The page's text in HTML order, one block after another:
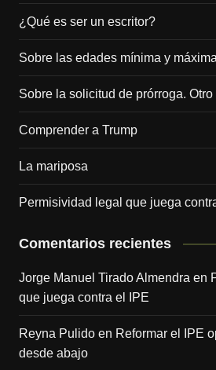
¿Qué es ser un escritor?
Sobre las edades mínima y
Sobre la solicitud de prórroga.
Comprender a Trump
La mariposa
Permisividad legal que juega
Comentarios recientes
Jorge Manuel Tirado Almendra en
que juega contra el IPE
Reyna Pulidoen Reformar el IPE
desde abajo